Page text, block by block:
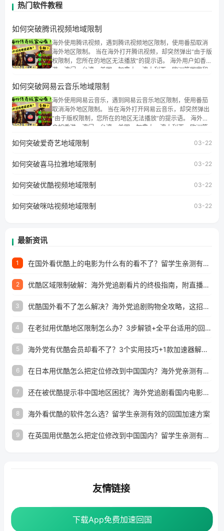
热门软件教程
如何突破腾讯视频地域限制
海外使用腾讯视频，遇到腾讯视频地区限制，使用番茄取消
海外地区限制。 当在海外打开腾讯视频，却突然弹出“由于版
权限制，您所在的地区无法播放”的提示语。 海外用户如香
港、澳门、台湾、美国、加拿大、澳大利亚、欧洲等国家和
权限制问题，且仅能在中国大陆地区播放。 遇到这个问题的
朋友们，使用番茄回国加速器，即可解决「海外用户收听腾
讯视频地区版权限制」的问题，无论人在香港、澳门、台
湾、美国、加拿大、澳大利亚、欧洲等国家和地区工作、留
学、定居等，都可以使用，不再因地区和版权限制所困扰。
如何突破网易云音乐地域限制
海外使用网易云音乐，遇到网易云音乐地区限制，使用番茄
取消海外地区限制。 当在海外打开网易云音乐，却突然弹出
“由于版权限制，您所在的地区无法播放”的提示语。 海外用
户如香港、澳门、台湾、美国、加拿大、澳大利亚、欧洲等
地区及版权限制问题，且仅能在中国大陆地区播放。 遇到这
户收听网易云音乐地区版权限制」的问题，无论人在香港、
工作、留学、定居等，都可以使用，不再因地区和版权限制
所困扰。
如何突破爱奇艺地域限制 03-22
如何突破喜马拉雅地域限制 03-22
如何突破优酷视频地域限制 03-22
如何突破咪咕视频地域限制 03-22
最新资讯
1 在国外看优酷上的电影为什么有的看不了？留学生亲测有效的回国加速方案
2 优酷区域限制破解：海外党追剧看片的终极指南，附直播欧冠+1905电影网解决方案
3 优酷国外看不了怎么解决？海外党追剧购物全攻略，这招亲测有效！
4 在老挝用优酷地区限制怎么办？3步解锁+全平台适用的回国加速器指南
5 海外党有优酷会员却看不了？3个实用技巧+1款加速器解决追剧&金融APP难题
6 在日本用优酷怎么把定位修改到中国国内？海外党亲测有效的回国加速指南
7 还在被优酷提示非中国地区困扰？海外党追剧看国内电影的正确打开方式
8 海外看优酷的软件怎么选？留学生亲测有效的回国加速方案
9 在英国用优酷怎么把定位修改到中国国内？留学生亲测有效的回国加速方案
下载App免费加速回国
下载App免费加速回国
友情链接